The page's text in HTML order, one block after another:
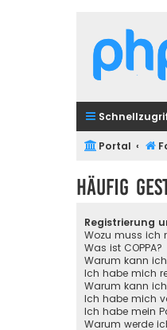
Portal
Häufig
Registrierung
Wozu muss ich
Was ist COPPA?
Warum kann
Ich habe mich
Warum kann
Ich habe mich
Ich habe mein
Warum werde